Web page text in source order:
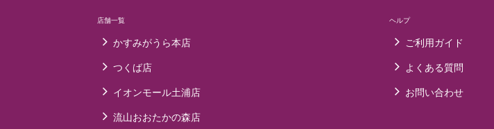
店舗一覧
かすみがうら本店
つくば店
イオンモール土浦店
流山おおたかの森店
ヘルプ
ご利用ガイド
よくある質問
お問い合わせ